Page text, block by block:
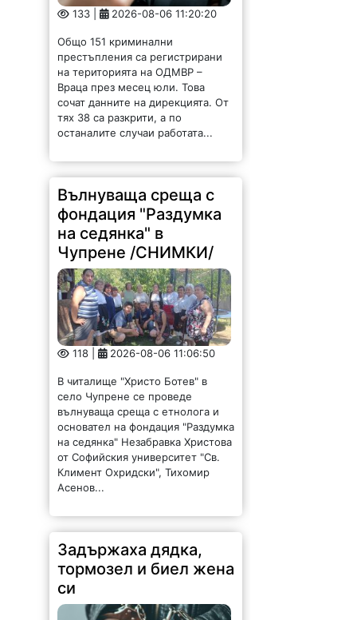
133 | 2026-08-06 11:20:20
Общо 151 криминални
престъпления са регистрирани
на територията на ОДМВР –
Враца през месец юли. Това
сочат данните на дирекцията. От
тях 38 са разкрити, а по
останалите случаи работата...
Вълнуваща среща с
фондация "Раздумка
на седянка" в
Чупрене /СНИМКИ/
118 | 2026-08-06 11:06:50
В читалище "Христо Ботев" в
село Чупрене се проведе
вълнуваща среща с етнолога и
основател на фондация "Раздумка
на седянка" Незабравка Христова
от Софийския университет "Св.
Климент Охридски", Тихомир
Асенов...
Задържаха дядка,
тормозел и биел жена
си